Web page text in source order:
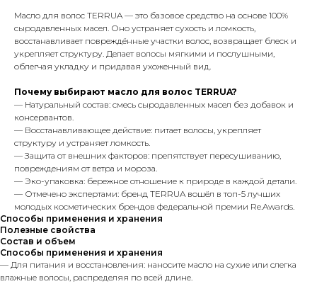
Масло для волос TERRUA — это базовое средство на основе 100%
сыродавленных масел. Оно устраняет сухость и ломкость,
восстанавливает повреждённые участки волос, возвращает блеск и
укрепляет структуру. Делает волосы мягкими и послушными,
облегчая укладку и придавая ухоженный вид.
Почему выбирают масло для волос TERRUA?
— Натуральный состав: смесь сыродавленных масел без добавок и
консервантов.
— Восстанавливающее действие: питает волосы, укрепляет
структуру и устраняет ломкость.
— Защита от внешних факторов: препятствует пересушиванию,
повреждениям от ветра и мороза.
— Эко-упаковка: бережное отношение к природе в каждой детали.
— Отмечено экспертами: бренд TERRUA вошёл в топ-5 лучших
молодых косметических брендов федеральной премии Re.Awards.
Способы применения и хранения
Полезные свойства
Состав и объем
Способы применения и хранения
— Для питания и восстановления: наносите масло на сухие или слегка
влажные волосы, распределяя по всей длине.